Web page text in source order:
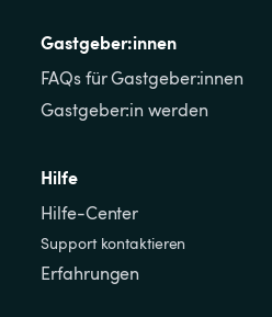
Gastgeber:innen
FAQs für Gastgeber:innen
Gastgeber:in werden
Hilfe
Hilfe-Center
Support kontaktieren
Erfahrungen